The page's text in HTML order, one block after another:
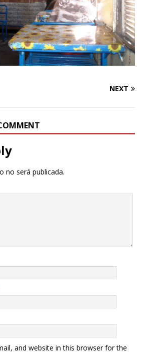
NEXT
no será publicada.
and website in this browser for the